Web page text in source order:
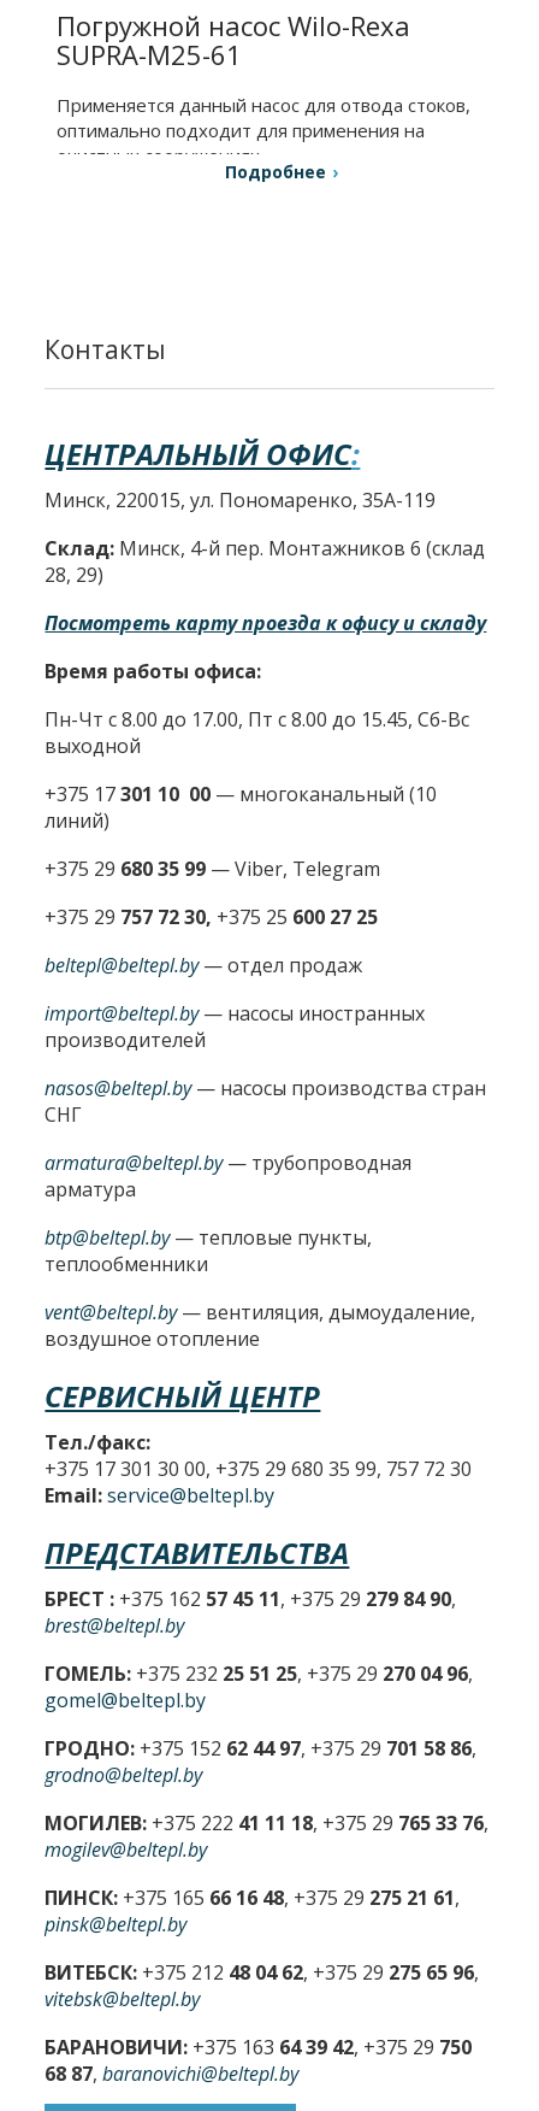
Погружной насос Wilo-Rexa
SUPRA-M25-61
Применяется данный насос для отвода стоков,
оптимально подходит для применения на
очистных сооружениях.
Подробнее
Контакты
ЦЕНТРАЛЬНЫЙ ОФИС:
Минск, 220015, ул. Пономаренко, 35А-119
Склад: Минск, 4-й пер. Монтажников 6 (склад
28, 29)
Посмотреть карту проезда к офису и складу
Время работы офиса:
Пн-Чт с 8.00 до 17.00, Пт с 8.00 до 15.45, Сб-Вс
выходной
+375 17301 10 00 — многоканальный (10
линий)
+375 29 680 35 99 — Viber, Telegram
+375 29 757 72 30, +375 25 600 27 25
beltepl@beltepl.by— отдел продаж
import@beltepl.by— насосы иностранных
производителей
nasos@beltepl.by— насосы производства стран
СНГ
armatura@beltepl.by— трубопроводная
арматура
btp@beltepl.by— тепловые пункты,
теплообменники
vent@beltepl.by— вентиляция, дымоудаление,
воздушное отопление
СЕРВИСНЫЙ ЦЕНТР
Тел./факс:
+375 17 301 30 00, +375 29 680 35 99, 757 72 30
Email: service@beltepl.by
ПРЕДСТАВИТЕЛЬСТВА
БРЕСТ : +375 162 57 45 11, +375 29 279 84 90,
brest@beltepl.by
ГОМЕЛЬ: +375 232 25 51 25, +375 29 270 04 96,
gomel@beltepl.by
ГРОДНО: +375 152 62 44 97, +375 29 701 58 86,
grodno@beltepl.by
МОГИЛЕВ: +375 222 41 11 18, +375 29 765 33 76,
mogilev@beltepl.by
ПИНСК: +375 165 66 16 48, +375 29 275 21 61,
pinsk@beltepl.by
ВИТЕБСК: +375 212 48 04 62, +375 29 275 65 96,
vitebsk@beltepl.by
БАРАНОВИЧИ: +375 163 64 39 42, +375 29 750
68 87,baranovichi@beltepl.by